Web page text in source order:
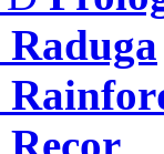
Raduga
Recor